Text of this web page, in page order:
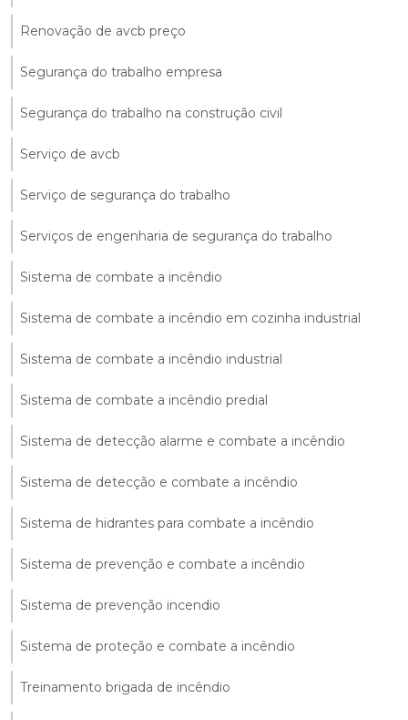
Renovação de avcb preço
Segurança do trabalho empresa
Segurança do trabalho na construção civil
Serviço de avcb
Serviço de segurança do trabalho
Serviços de engenharia de segurança do trabalho
Sistema de combate a incêndio
Sistema de combate a incêndio em cozinha industrial
Sistema de combate a incêndio industrial
Sistema de combate a incêndio predial
Sistema de detecção alarme e combate a incêndio
Sistema de detecção e combate a incêndio
Sistema de hidrantes para combate a incêndio
Sistema de prevenção e combate a incêndio
Sistema de prevenção incendio
Sistema de proteção e combate a incêndio
Treinamento brigada de incêndio